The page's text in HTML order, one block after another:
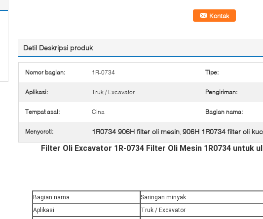
Kontak
Detil Deskripsi produk
Nomor bagian: 1R-0734 Tipe:
Aplikasi: Truk / Excavator Pengiriman:
Tempat asal: Cina Bagian nama:
Menyoroti: 1R0734 906H filter oli mesin, 906H 1R0734 filter oli
Filter Oli Excavator 1R-0734 Filter Oli Mesin 1R0734 untuk
Bagian nama
Saringan minyak
Aplikasi
Truk / Excavator